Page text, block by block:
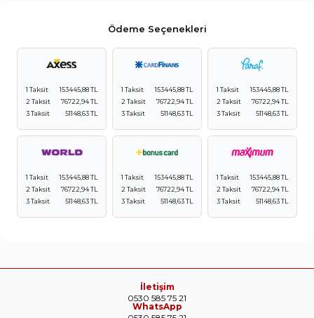
Ödeme Seçenekleri
1 Taksit
153445,88 TL
2 Taksit
76722,94 TL
3 Taksit
51148,63 TL
1 Taksit
153445,88 TL
2 Taksit
76722,94 TL
3 Taksit
51148,63 TL
1 Taksit
153445,88 TL
2 Taksit
76722,94 TL
3 Taksit
51148,63 TL
1 Taksit
153445,88 TL
2 Taksit
76722,94 TL
3 Taksit
51148,63 TL
1 Taksit
153445,88 TL
2 Taksit
76722,94 TL
3 Taksit
51148,63 TL
1 Taksit
153445,88 TL
2 Taksit
76722,94 TL
3 Taksit
51148,63 TL
İletişim
0530 585 75 21
WhatsApp